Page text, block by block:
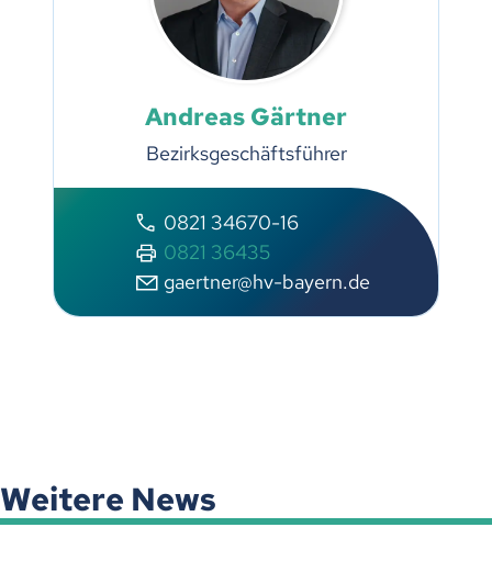
Andreas Gärtner
Bezirksgeschäftsführer
0821 34670-16
0821 36435
gaertner@hv-bayern.de
Weitere News